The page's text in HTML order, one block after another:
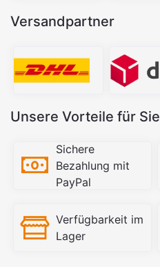
Versandpartner
Unsere Vorteile für Sie
Sichere
Bezahlung mit
PayPal
Verfügbarkeit im
Lager